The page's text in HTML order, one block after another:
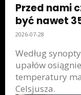
Przed nami
być nawet
2026-07-28
Według
upałów
temperatury
Celsjusza.